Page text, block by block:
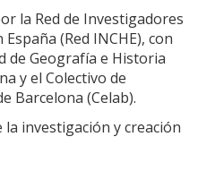
la Red de Investigadores
(Red INCHE), con
de Geografía e Historia
y el Colectivo de
Barcelona (Celab).
investigación y creación